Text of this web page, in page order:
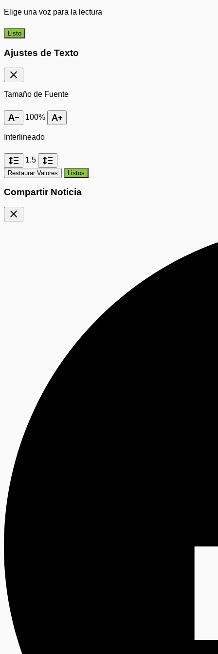
Elige una voz para la lectura
Listo
Ajustes de Texto
close
Tamaño de Fuente
text_decrease 100% text_increase
Interlineado
format_line_spacing 1.5 format_line_spacing
Restaurar Valores Listos
Compartir Noticia
close